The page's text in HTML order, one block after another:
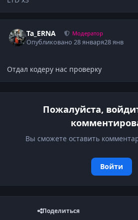
Ta_ERNA Модератор
Опубликовано28 января28 янв
Отдал кодеру нас проверку
Пожалуйста,
Вы сможете оставить
Войти
Поделиться